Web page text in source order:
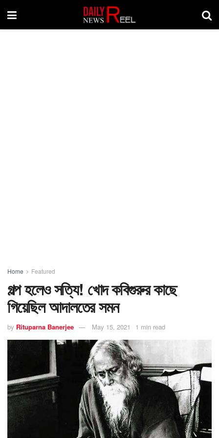
Home Featured
গল্প হলেও সত্যি! খোদ কবিগুরুর কাছে
গিয়েছিল আদালতের সমন
by Rituparna Banerjee May 15, 2021 1 min read